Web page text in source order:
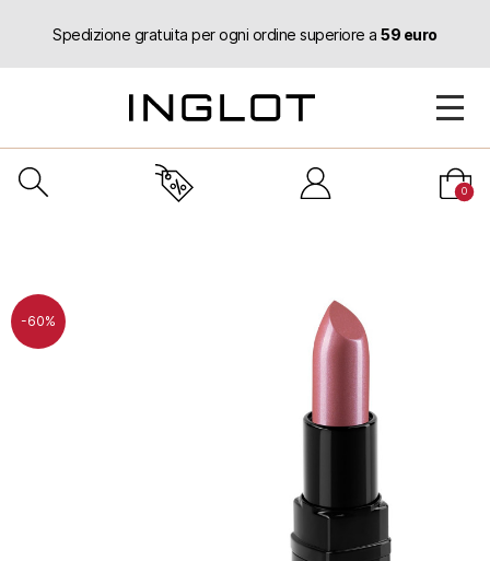
Spedizione gratuita per ogni ordine superiore a59 euro
0
-60%